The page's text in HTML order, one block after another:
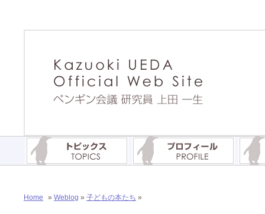
Home » Weblog » 子どもの本たち »